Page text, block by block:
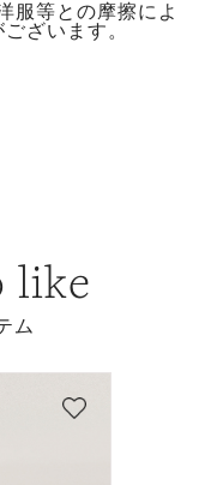
服等との摩擦によ
ざいます。
like
ム